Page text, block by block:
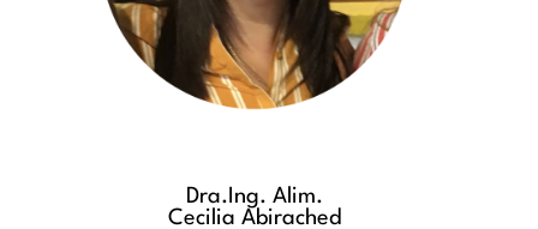
Dra.Ing. Alim.
Cecilia Abirached